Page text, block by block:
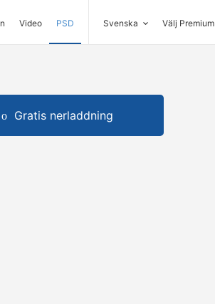
Video PSD Svenska Välj Premium
Gratis nerladdning